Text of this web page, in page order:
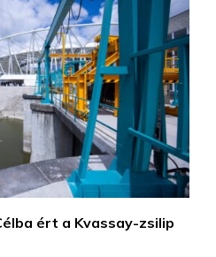
ért a Kvassay-zsilip